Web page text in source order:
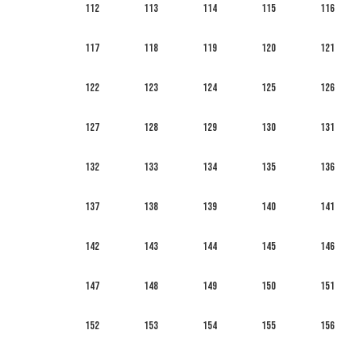
112 113 114 115 116
117 118 119 120 121
122 123 124 125 126
127 128 129 130 131
132 133 134 135 136
137 138 139 140 141
142 143 144 145 146
147 148 149 150 151
152 153 154 155 156